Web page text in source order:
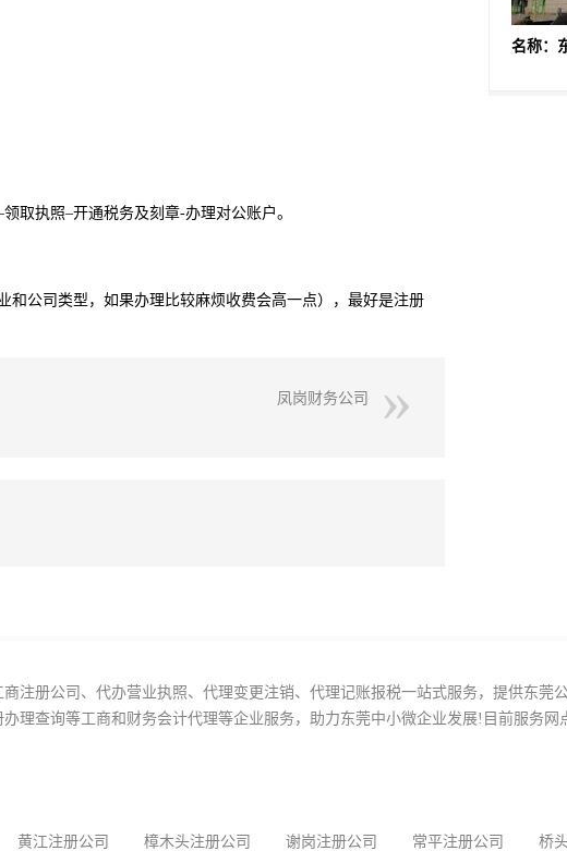
取执照–开通税务及刻章-办理对公账户。
和公司类型，如果办理比较麻烦收费会高一点），最好是注册
凤岗财务公司
名称：
注册公司、代办营业执照、代理变更注销、代理记账报税一站式服务，提供东莞
理查询等工商和财务会计代理等企业服务，助力东莞中小微企业发展!目前服务网
黄江注册公司 樟木头注册公司 谢岗注册公司 常平注册公司 桥